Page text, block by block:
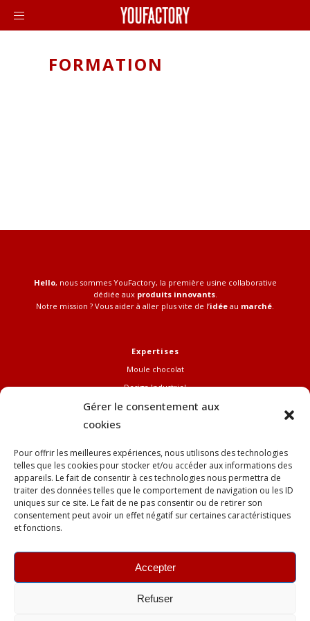
Gérer le consentement aux
cookies
Pour offrir les meilleures expériences, nous utilisons des technologies
telles que les cookies pour stocker et/ou accéder aux informations des
appareils. Le fait de consentir à ces technologies nous permettra de
traiter des données telles que le comportement de navigation ou les ID
uniques sur ce site. Le fait de ne pas consentir ou de retirer son
consentement peut avoir un effet négatif sur certaines caractéristiques
et fonctions.
Accepter
Refuser
FORMATION
Hello, nous sommes YouFactory, la première usine collaborative
dédiée aux produits innovants.
Notre mission ? Vous aider à aller plus vite de l’idée au marché.
Expertises
Moule chocolat
Design Industriel
FabLab Pro
Mail
jean.nelson@youfactory.fr